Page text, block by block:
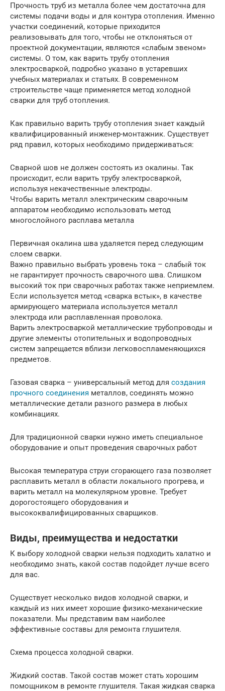
Прочность труб из металла более чем достаточна для
системы подачи воды и для контура отопления. Именно
участки соединений, которые приходится
реализовывать для того, чтобы не отклоняться от
проектной документации, являются «слабым звеном»
системы. О том, как варить трубу отопления
электросваркой, подробно указано в устаревших
учебных материалах и статьях. В современном
строительстве чаще применяется метод холодной
сварки для труб отопления.
Как правильно варить трубу отопления знает каждый
квалифицированный инженер-монтажник. Существует
ряд правил, которых необходимо придерживаться:
Сварной шов не должен состоять из окалины. Так
происходит, если варить трубу электросваркой,
используя некачественные электроды.
Чтобы варить металл электрическим сварочным
аппаратом необходимо использовать метод
многослойного расплава металла
Первичная окалина шва удаляется перед следующим
слоем сварки.
Важно правильно выбрать уровень тока – слабый ток
не гарантирует прочность сварочного шва. Слишком
высокий ток при сварочных работах также неприемлем.
Если используется метод «сварка встык», в качестве
армирующего материала используется металл
электрода или расплавленная проволока.
Варить электросваркой металлические трубопроводы и
другие элементы отопительных и водопроводных
систем запрещается вблизи легковоспламеняющихся
предметов.
Газовая сварка – универсальный метод для создания
прочного соединения металлов, соединять можно
металлические детали разного размера в любых
комбинациях.
Для традиционной сварки нужно иметь специальное
оборудование и опыт проведения сварочных работ
Высокая температура струи сгорающего газа позволяет
расплавить металл в области локального прогрева, и
варить металл на молекулярном уровне. Требует
дорогостоящего оборудования и
высококвалифицированных сварщиков.
Виды, преимущества и недостатки
К выбору холодной сварки нельзя подходить халатно и
необходимо знать, какой состав подойдет лучше всего
для вас.
Существует несколько видов холодной сварки, и
каждый из них имеет хорошие физико-механические
показатели. Мы представим вам наиболее
эффективные составы для ремонта глушителя.
Схема процесса холодной сварки.
Жидкий состав. Такой состав может стать хорошим
помощником в ремонте глушителя. Такая жидкая сварка